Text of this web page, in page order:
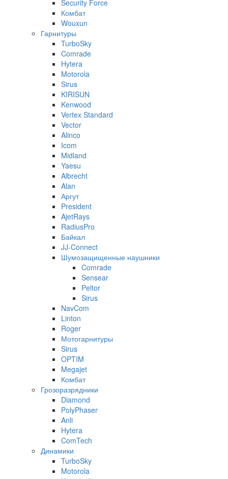
Security Force
Комбат
Wouxun
Гарнитуры
TurboSky
Comrade
Hytera
Motorola
Sirus
KIRISUN
Kenwood
Vertex Standard
Vector
Alinco
Icom
Midland
Yaesu
Albrecht
Alan
Аргут
President
AjetRays
RadiusPro
Байкал
JJ-Connect
Шумозащищенные наушники
Comrade
Sensear
Peltor
Sirus
NavCom
Linton
Roger
Мотогарнитуры
Sirus
OPTIM
Megajet
Комбат
Грозоразрядники
Diamond
PolyPhaser
Anli
Hytera
ComTech
Динамики
TurboSky
Motorola